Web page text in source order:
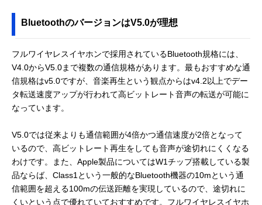
BluetoothのバージョンはV5.0が理想
フルワイヤレスイヤホンで採用されているBluetooth規格には、
V4.0からV5.0まで複数の通信規格があります。最もおすすめな通
信規格はv5.0ですが、音楽再生という観点からはv4.2以上でデー
タ転送速度アップが行われて高ビットレート音声の転送が可能に
なっています。
V5.0では従来よりも通信範囲が4倍かつ通信速度が2倍となって
いるので、高ビットレート再生をしても音声が途切れにくくなる
わけです。また、Apple製品についてはW1チップ搭載している製
品ならば、Class1という一般的なBluetooth機器の10mという通
信範囲を超える100mの伝送距離を実現しているので、途切れに
くいという点で優れていておすすめです。フルワイヤレスイヤホ